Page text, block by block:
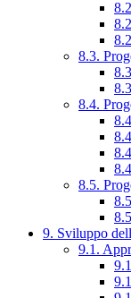
8.3.
8.4.
8.5.
9. Sviluppo
9.1.